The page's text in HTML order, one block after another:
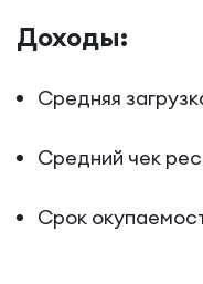
Доходы:
Средняя
Средний чек
Срок